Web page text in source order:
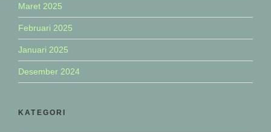
Maret 2025
Februari 2025
Januari 2025
Desember 2024
KATEGORI